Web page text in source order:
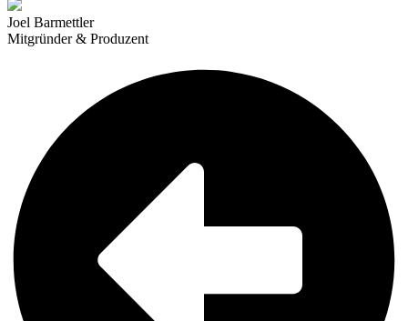
Joel Barmettler
Mitgründer & Produzent